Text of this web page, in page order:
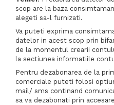
scop are la baza
alegeti sa-l furnizati.
Va puteti exprima
datelor in acest scop prin
de la momentul crearii
la sectiunea informatiile
Pentru dezabonarea de la
comerciale puteti folosi
mail/ sms continand
sa va dezabonati prin